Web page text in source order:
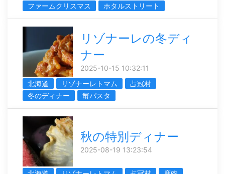
ファームクリスマス ホタルストリート
リゾナーレの冬ディ
ナー
2025-10-15 10:32:11
北海道
リゾナーレトマム
占冠村
冬のディナー
蟹パスタ
秋の特別ディナー
2025-08-19 13:23:54